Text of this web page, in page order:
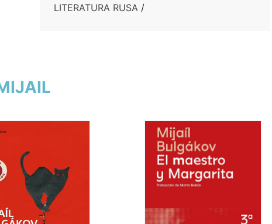
LITERATURA RUSA /